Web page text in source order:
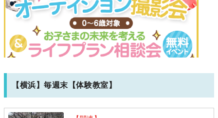
【横浜】毎週末【体験教室】